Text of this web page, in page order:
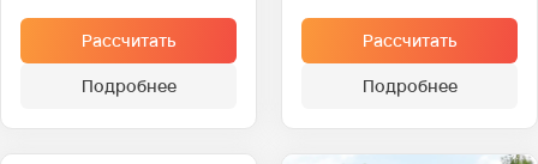
Рассчитать
Подробнее
Рассчитать
Подробнее